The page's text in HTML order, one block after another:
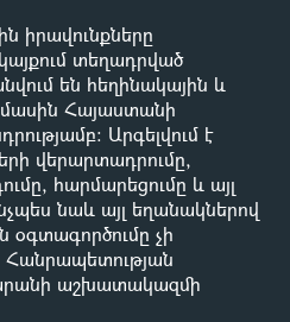
իրավունքները
տեղադրված
են հեղինակային և
Հայաստանի
: Արգելվում է
վերարտադրումը,
հարմարեցումը և այլ
նաև այլ եղանակներով
օգտագործումը չի
Հանրապետության
աշխատակազմի